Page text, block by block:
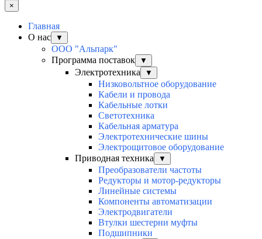
×
Главная
О нас
▼
ООО "Альпарк"
Программа поставок
▼
Электротехника ▼
Низковольтное оборудование
Кабели и провода
Кабельные лотки
Светотехника
Кабельная арматура
Электротехнические шины
Электрощитовое оборудование
Приводная техника
▼
Преобразователи частоты
Редукторы и мотор-редукторы
Линейные системы
Компоненты автоматизации
Электродвигатели
Втулки шестерни муфты
Подшипники